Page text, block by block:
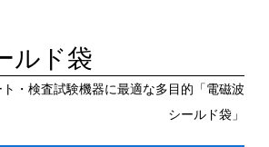
ルド袋
・検査試験機器に最適な多目的「電磁波
シールド袋」